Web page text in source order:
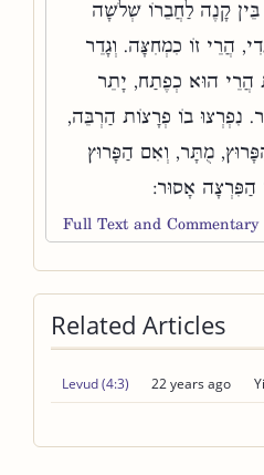
קָנֶה לַחֲבֵרוֹ שְׁלֹשָׁה
הֲרֵי זוֹ כִמְחִצָּה. וְגָדֵר
הוּא כְפֶתַח, יָתֵר
נִפְרְצוּ בוֹ פְרָצוֹת הַרְבֵּה,
מֻתָּר, וְאִם הַפָּרוּץ
הַפִּרְצָה אָסוּר:
Full Text and Commentary
Related Articles
Levud (4:3) 22 years ago